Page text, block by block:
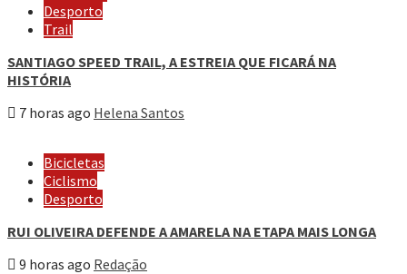
Desporto
Trail
SANTIAGO SPEED TRAIL, A ESTREIA QUE FICARÁ NA
HISTÓRIA
7 horas ago Helena Santos
Bicicletas
Ciclismo
Desporto
RUI OLIVEIRA DEFENDE A AMARELA NA ETAPA MAIS LONGA
9 horas ago Redação